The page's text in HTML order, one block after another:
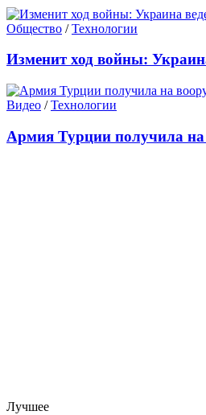
Общество /Технологии
Изменит ход войны:
Видео /Технологии
Армия Турции получила
Лучшее